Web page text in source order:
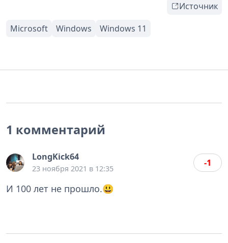
Источник
1 комментарий
LongKick64
23 ноября 2021 в 12:35
-1
И 100 лет не прошло.😃